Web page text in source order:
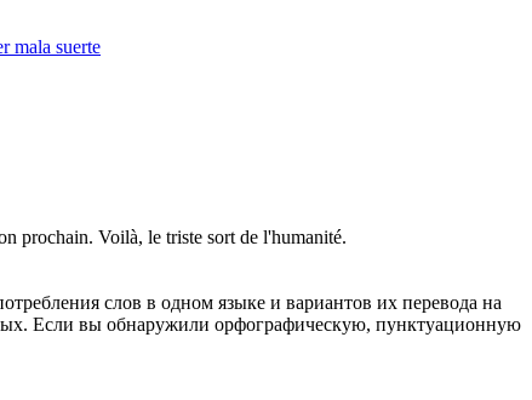
mala suerte
prochain. Voilà, le triste sort de l'humanité.
слов в одном языке и вариантов их перевода на
Если вы обнаружили орфографическую, пунктуационную